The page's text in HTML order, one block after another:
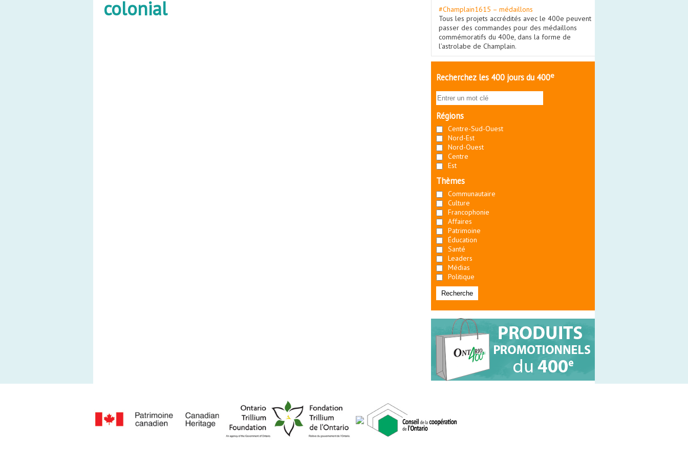
colonial
#Champlain1615 – médaillons
Tous les projets accrédités avec le 400e peuvent
passer des commandes pour des médaillons
commémoratifs du 400e, dans la forme de
l’astrolabe de Champlain.
Recherchez les 400 jours du 400e
Régions
Centre-Sud-Ouest
Nord-Est
Nord-Ouest
Centre
Est
Thèmes
Communautaire
Culture
Francophonie
Affaires
Patrimoine
Éducation
Santé
Leaders
Médias
Politique